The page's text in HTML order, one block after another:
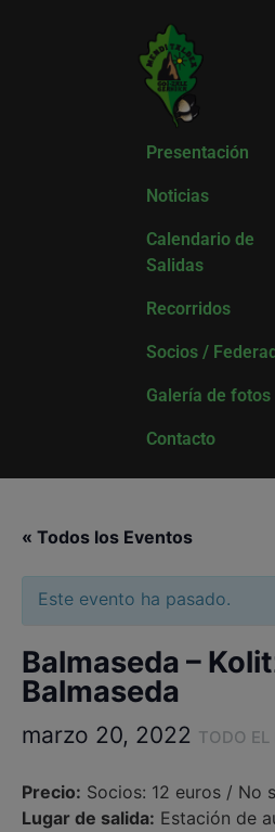
Presentación
Noticias
Calendario de
Salidas
Recorridos
Socios /
Galería de fotos
Contacto
« Todos los Eventos
Este evento ha pasado.
Balmaseda –
Balmaseda
marzo 20, 2022 TODO EL
Precio: Socios: 12 euros / No
Lugar de salida: Estación de